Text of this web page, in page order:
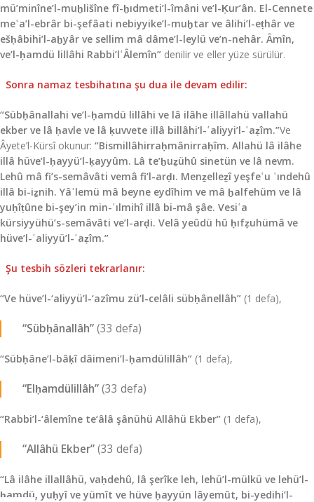
mü’minîne’l-muḫlišîne fî-ḫıdmeti’l-îmâni ve’l-Ḳur’ân. El-Cennete
meʿa’l-ebrâr bi-şefâati nebiyyike’l-muḫtar ve âlihi’l-eṭhâr ve
ešḥâbihi’l-aḫyâr ve sellim mâ dâme’l-leylü ve’n-nehâr. Âmîn,
ve’l-ḥamdü lillâhi Rabbi’lʿÂlemîn” denilir ve eller yüze sü­rülür.
Sonra namaz tesbihatına şu dua ile devam edi­lir:
“Sübḥânallahi ve’l-ḥamdü lillâhi ve lâ ilâhe illâllahü vallahü
ekber ve lâ ḥavle ve lâ ḳuvvete illâ billâhi’l-ʿaliyyi’l-ʿaẓîm.”Ve
Âyete’l-Kürsî okunur: “Bismillâhirraḥmânirraḥîm. Allahü lâ ilâhe
illâ hüve’l-ḥayyü’l-ḳayyûm. Lâ te’ḫuẕühû sinetün ve lâ nevm.
Lehû mâ fi’s-semâvâti vemâ fi’l-arḍı. Menẕelleẕî yeşfeʿu ʿındehû
illâ bi-iẕnih. Yâʿlemü mâ beyne eydîhim ve mâ ḫalfehüm ve lâ
yuḥîṭûne bi-şey’in min-ʿılmihî illâ bi-mâ şâe. Vesiʿa
kürsiyyühü’s-semâvâti ve’l-arḍi. Velâ yeûdü­ hû ḥıfẓuhümâ ve
hüve’l-ʿaliyyü’l-ʿaẓîm.”
Şu tesbih sözleri tekrarlanır:
“Ve hüve’l-‘aliyyü’l-‘azîmu zü’l-celâli sübḥâ­nellâh” (1 defa),
“Sübḥânallâh”(33 defa)
“Sübḥâne’l-bâḳî dâimeni’l-ḥamdülillâh” (1 defa),
“Elḥamdülillâh”(33 defa)
“Rabbi’l-‘âlemîne te‘âlâ şânühü Allâhü Ekber” (1 defa),
“Allâhü Ekber”(33 defa)
“Lâ ilâhe illallâhü, vaḥdehû, lâ şerîke leh, lehü’l-mülkü ve lehü’l-
ḥamdü, yuḥyî ve yümît ve hüve ḥayyün lâyemût, bi-yedihi’l-